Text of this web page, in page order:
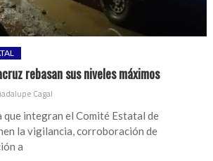
rebasan sus niveles máximos
Cagal
que integran el Comité Estatal de
la vigilancia, corroboración de
a